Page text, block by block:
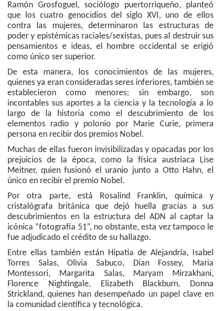
Ramón Grosfoguel, sociólogo puertorriqueño, planteó
que los cuatro genocidios del siglo XVI, uno de ellos
contra las mujeres, determinaron las estructuras de
poder y epistémicas raciales/sexistas, pues al destruir sus
pensamientos e ideas, el hombre occidental se erigió
como único ser superior.
De esta manera, los conocimientos de las mujeres,
quienes ya eran consideradas seres inferiores, también se
establecieron como menores; sin embargo, son
incontables sus aportes a la ciencia y la tecnología a lo
largo de la historia como el descubrimiento de los
elementos radio y polonio por Marie Curie, primera
persona en recibir dos premios Nobel.
Muchas de ellas fueron invisibilizadas y opacadas por los
prejuicios de la época, como la física austriaca Lise
Meitner, quien fusionó el uranio junto a Otto Hahn, el
único en recibir el premio Nobel.
Por otra parte, está Rosalind Franklin, química y
cristalógrafa británica que dejó huella gracias a sus
descubrimientos en la estructura del ADN al captar la
icónica “fotografía 51”, no obstante, esta vez tampoco le
fue adjudicado el crédito de su hallazgo.
Entre ellas también están Hipatia de Alejandría, Isabel
Torres Salas, Olivia Sabuco, Dian Fossey, Maria
Montessori, Margarita Salas, Maryam Mirzakhani,
Florence Nightingale, Elizabeth Blackburn, Donna
Strickland, quienes han desempeñado un papel clave en
la comunidad científica y tecnológica.